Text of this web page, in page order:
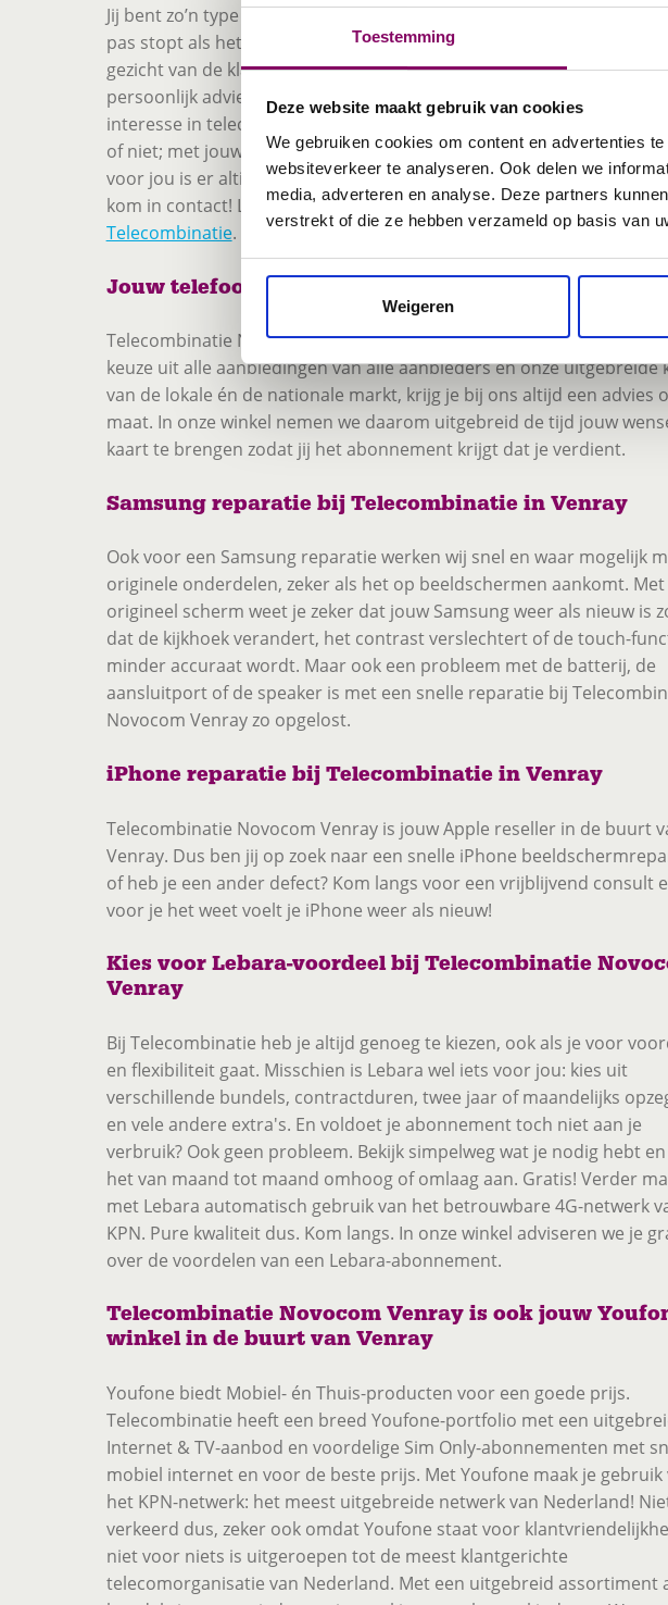
Toestemming
Deze website maakt gebruik van cookies
We gebruiken cookies om content en advertenties
websiteverkeer te analyseren. Ook delen we
media, adverteren en analyse. Deze partners
verstrekt of die ze hebben verzameld op basis van
Weigeren
Jij bent zo’n type dat mensen graag helpt met gedegen advies.
pas stopt als het aanbod perfect is en een tevreden glimlach op het
gezicht van de klant tovert. Jij begrijpt de toegevoegde waarde van
persoonlijk advies en zet graag een stapje extra. Je hebt een
interesse in telecom en wil er graag alles over leren én vertellen.
of niet; met jouw kwaliteiten ben je de verkoopadviseur die wij
voor jou is er altijd plek in onze winkel. Dus doe waar je goed in bent
kom in contact! Lees hier meer over de rol vanverkoopadviseur bij
Telecombinatie.
Jouw telefoonwinkel in Venray
Telecombinatie Novocom Venray is jouw telefoonwinkel in de buurt.
keuze uit alle aanbiedingen van alle aanbieders en onze uitgebreide
van de lokale én de nationale markt, krijg je bij ons altijd een advies
maat. In onze winkel nemen we daarom uitgebreid de tijd jouw
kaart te brengen zodat jij het abonnement krijgt dat je verdient.
Samsung reparatie bij Telecombinatie in Venray
Ook voor een Samsung reparatie werken wij snel en waar mogelijk
originele onderdelen, zeker als het op beeldschermen aankomt. Met
origineel scherm weet je zeker dat jouw Samsung weer als nieuw is
dat de kijkhoek verandert, het contrast verslechtert of de touch-
minder accuraat wordt. Maar ook een probleem met de batterij, de
aansluitport of de speaker is met een snelle reparatie bij
Novocom Venray zo opgelost.
iPhone reparatie bij Telecombinatie in Venray
Telecombinatie Novocom Venray is jouw Apple reseller in de buurt
Venray. Dus ben jij op zoek naar een snelle iPhone
of heb je een ander defect? Kom langs voor een vrijblijvend consult
voor je het weet voelt je iPhone weer als nieuw!
Kies voor Lebara-voordeel bij Telecombinatie
Venray
Bij Telecombinatie heb je altijd genoeg te kiezen, ook als je voor
en flexibiliteit gaat. Misschien is Lebara wel iets voor jou: kies uit
verschillende bundels, contractduren, twee jaar of maandelijks
en vele andere extra's. En voldoet je abonnement toch niet aan je
verbruik? Ook geen probleem. Bekijk simpelweg wat je nodig hebt
het van maand tot maand omhoog of omlaag aan. Gratis! Verder
met Lebara automatisch gebruik van het betrouwbare 4G-netwerk
KPN. Pure kwaliteit dus. Kom langs. In onze winkel adviseren we je
over de voordelen van een Lebara-abonnement.
Telecombinatie Novocom Venray is ook jouw
winkel in de buurt van Venray
Youfone biedt Mobiel- én Thuis-producten voor een goede prijs.
Telecombinatie heeft een breed Youfone-portfolio met een
Internet & TV-aanbod en voordelige Sim Only-abonnementen met
mobiel internet en voor de beste prijs. Met Youfone maak je gebruik
het KPN-netwerk: het meest uitgebreide netwerk van Nederland!
verkeerd dus, zeker ook omdat Youfone staat voor
niet voor niets is uitgeroepen tot de meest klantgerichte
telecomorganisatie van Nederland. Met een uitgebreid assortiment